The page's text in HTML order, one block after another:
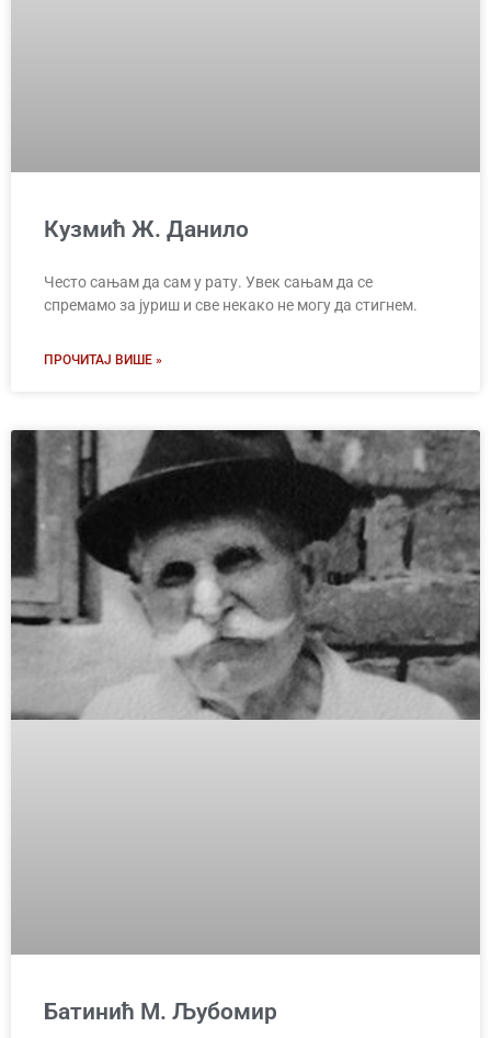
Кузмић Ж. Данило
Често сањам да сам у рату. Увек сањам да се
спремамо за јуриш и све некако не могу да стигнем.
ПРОЧИТАЈ ВИШЕ »
Батинић М. Љубомир